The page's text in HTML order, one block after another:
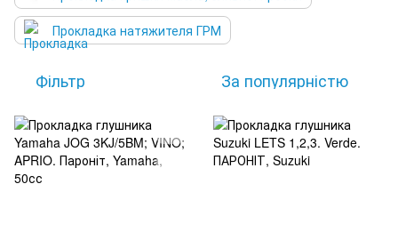
Прокладка натяжителя ГРМ
Фільтр За популярністю